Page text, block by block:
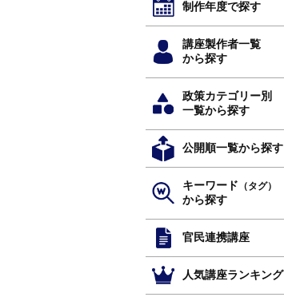
制作年度で探す
講座製作者一覧
から探す
政策カテゴリー別
一覧から探す
公開順一覧から探す
キーワード （タグ）
から探す
官民連携講座
人気講座ランキング